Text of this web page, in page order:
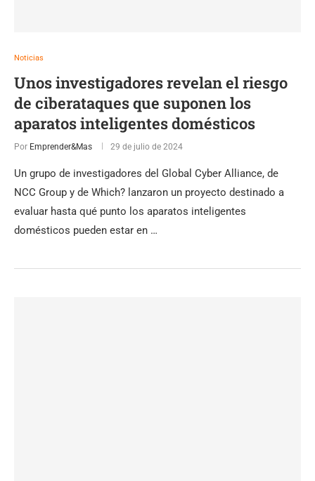
Noticias
Unos investigadores revelan el riesgo
de ciberataques que suponen los
aparatos inteligentes domésticos
Por Emprender&Mas 29 de julio de 2024
Un grupo de investigadores del Global Cyber Alliance, de
NCC Group y de Which? lanzaron un proyecto destinado a
evaluar hasta qué punto los aparatos inteligentes
domésticos pueden estar en …